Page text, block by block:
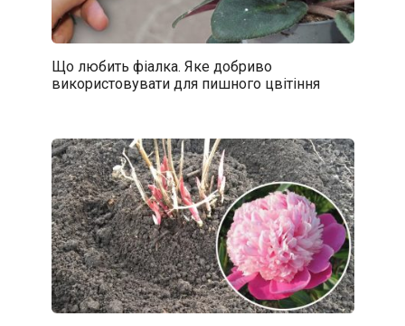
Що любить фіалка. Яке добриво
використовувати для пишного цвітіння